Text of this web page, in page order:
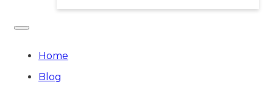
Home
Blog